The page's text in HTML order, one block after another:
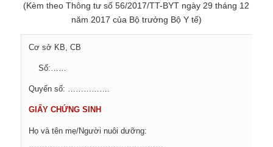
(Kèm theo Thông tư số 56/2017/TT-BYT ngày 29 tháng 12
năm 2017 của Bộ trưởng Bộ Y tế)
Cơ sở KB, CB
Số:……
Quyển số: …………….
GIẤY CHỨNG SINH
Họ và tên mẹ/Người nuôi dưỡng: